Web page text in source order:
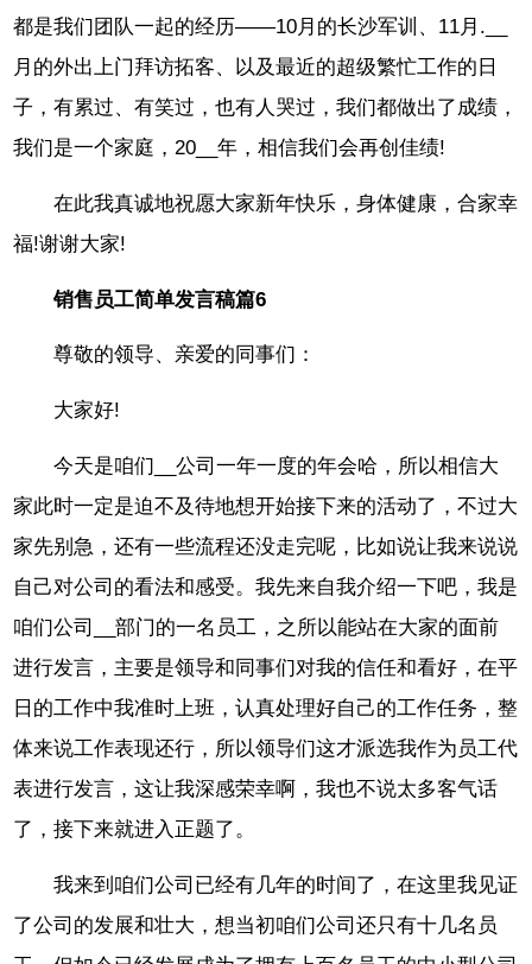
都是我们团队一起的经历——10月的长沙军训、11月.__
月的外出上门拜访拓客、以及最近的超级繁忙工作的日
子，有累过、有笑过，也有人哭过，我们都做出了成绩，
我们是一个家庭，20__年，相信我们会再创佳绩!
在此我真诚地祝愿大家新年快乐，身体健康，合家幸
福!谢谢大家!
销售员工简单发言稿篇6
尊敬的领导、亲爱的同事们：
大家好!
今天是咱们__公司一年一度的年会哈，所以相信大
家此时一定是迫不及待地想开始接下来的活动了，不过大
家先别急，还有一些流程还没走完呢，比如说让我来说说
自己对公司的看法和感受。我先来自我介绍一下吧，我是
咱们公司__部门的一名员工，之所以能站在大家的面前
进行发言，主要是领导和同事们对我的信任和看好，在平
日的工作中我准时上班，认真处理好自己的工作任务，整
体来说工作表现还行，所以领导们这才派选我作为员工代
表进行发言，这让我深感荣幸啊，我也不说太多客气话
了，接下来就进入正题了。
我来到咱们公司已经有几年的时间了，在这里我见证
了公司的发展和壮大，想当初咱们公司还只有十几名员